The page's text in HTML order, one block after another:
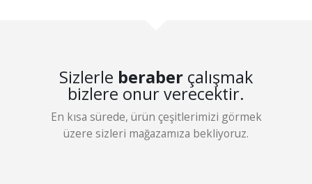
Sizlerle beraber çalışmak
bizlere onur verecektir.
En kısa sürede, ürün çeşitlerimizi görmek
üzere sizleri mağazamıza bekliyoruz.